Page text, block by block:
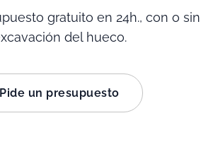
gratuito en 24h., con o sin
del hueco.
Pide un presupuesto